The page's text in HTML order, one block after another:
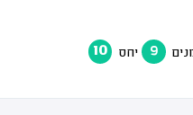
9 יחס 10